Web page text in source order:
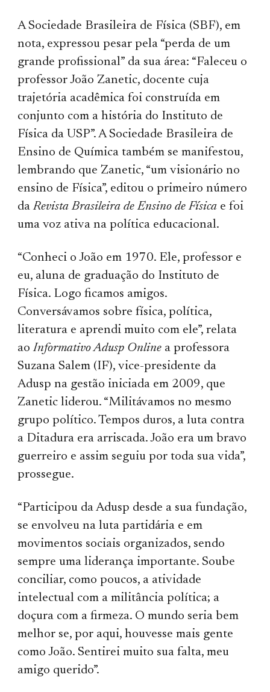
A Sociedade Brasileira de Física (SBF), em
nota, expressou pesar pela “perda de um
grande profissional” da sua área: “Faleceu o
professor João Zanetic, docente cuja
trajetória acadêmica foi construída em
conjunto com a história do Instituto de
Física da USP”. A Sociedade Brasileira de
Ensino de Química também se manifestou,
lembrando que Zanetic, “um visionário no
ensino de Física”, editou o primeiro número
daRevista Brasileira de Ensino de Física e foi
uma voz ativa na política educacional.
“Conheci o João em 1970. Ele, professor e
eu, aluna de graduação do Instituto de
Física. Logo ficamos amigos.
Conversávamos sobre física, política,
literatura e aprendi muito com ele”, relata
aoInformativo Adusp Online a professora
Suzana Salem (IF), vice-presidente da
Adusp na gestão iniciada em 2009, que
Zaneticliderou. “Militávamos no mesmo
grupo político. Tempos duros, a luta contra
a Ditadura era arriscada. João era um bravo
guerreiro e assim seguiu por toda sua vida”,
prossegue.
“Participou da Adusp desde a sua fundação,
se envolveu na luta partidária e em
movimentos sociais organizados, sendo
sempre uma liderança importante. Soube
conciliar, como poucos, a atividade
intelectual com a militância política; a
doçura com a firmeza. O mundo seria bem
melhor se, por aqui, houvesse mais gente
como João. Sentirei muito sua falta, meu
amigo querido”.